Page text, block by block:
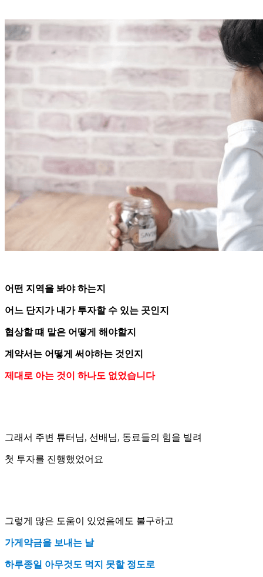
어떤 지역을 봐야 하는지
어느 단지가 내가 투자할 수 있는 곳인지
협상할 떄 말은 어떻게 해야할지
계약서는 어떻게 써야하는 것인지
제대로 아는 것이 하나도 없었습니다
그래서 주변 튜터님, 선배님, 동료들의 힘을 빌려
첫 투자를 진행했었어요
그렇게 많은 도움이 있었음에도 불구하고
가게약금을 보내는 날
하루종일 아무것도 먹지 못할 정도로